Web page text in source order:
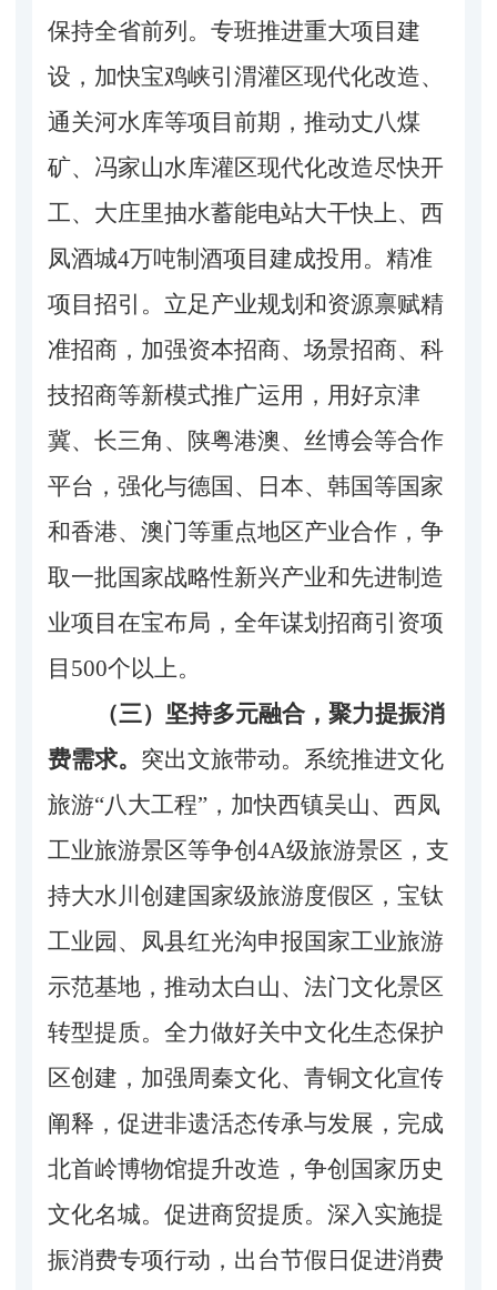
保持全省前列。专班推进重大项目建
设，加快宝鸡峡引渭灌区现代化改造、
通关河水库等项目前期，推动丈八煤
矿、冯家山水库灌区现代化改造尽快开
工、大庄里抽水蓄能电站大干快上、西
凤酒城4万吨制酒项目建成投用。精准
项目招引。立足产业规划和资源禀赋精
准招商，加强资本招商、场景招商、科
技招商等新模式推广运用，用好京津
冀、长三角、陕粤港澳、丝博会等合作
平台，强化与德国、日本、韩国等国家
和香港、澳门等重点地区产业合作，争
取一批国家战略性新兴产业和先进制造
业项目在宝布局，全年谋划招商引资项
目500个以上。
（三）坚持多元融合，聚力提振消
费需求。 突出文旅带动。系统推进文化
旅游“八大工程”，加快西镇吴山、西凤
工业旅游景区等争创4A级旅游景区，支
持大水川创建国家级旅游度假区，宝钛
工业园、凤县红光沟申报国家工业旅游
示范基地，推动太白山、法门文化景区
转型提质。全力做好关中文化生态保护
区创建，加强周秦文化、青铜文化宣传
阐释，促进非遗活态传承与发展，完成
北首岭博物馆提升改造，争创国家历史
文化名城。促进商贸提质。深入实施提
振消费专项行动，出台节假日促进消费